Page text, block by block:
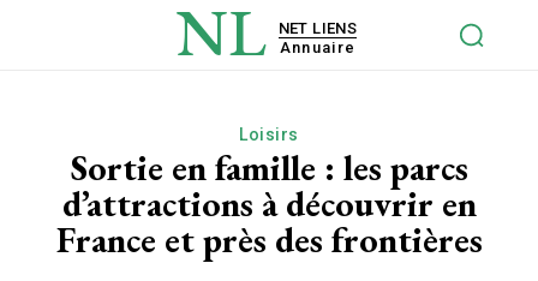
NL
NET LIENS
Annuaire
Loisirs
Sortie en famille : les parcs
d’attractions à découvrir en
France et près des frontières